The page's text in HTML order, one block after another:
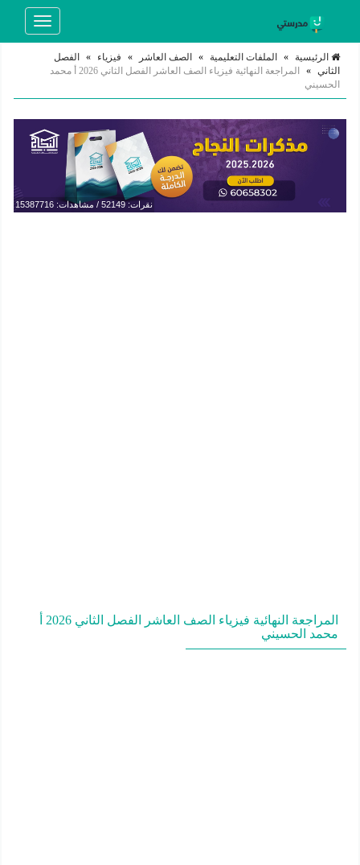
Toggle
الرئيسية » الملفات التعليمية » الصف العاشر » فيزياء »
الفصل
الثاني »
المراجعة النهائية فيزياء الصف العاشر الفصل الثاني 2026 أ محمد
الحسيني
نقرات: 52149 / مشاهدات: 15387716
محمد الحسيني